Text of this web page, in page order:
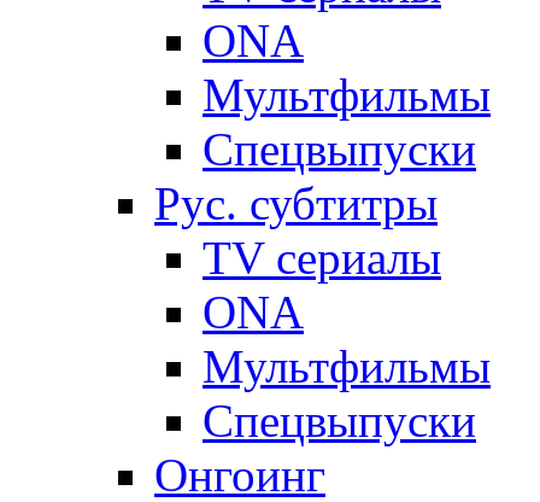
ONA
Мультфильмы
Спецвыпуски
Рус. субтитры
TV сериалы
ONA
Мультфильмы
Спецвыпуски
Онгоинг